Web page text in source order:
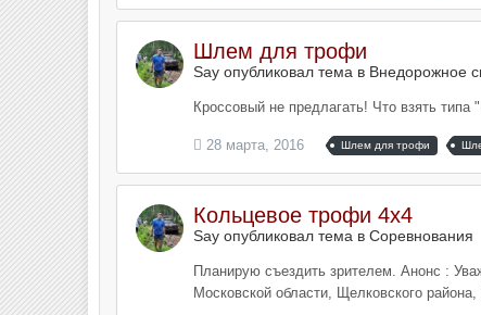
Шлем для трофи
Say опубликовал тема в Внедорожное
Кроссовый не предлагать! Что взять
28 марта, 2016 Шлем для трофи
Кольцевое трофи 4х4
Say опубликовал тема в Соревнования
Планирую съездить зрителем. Анонс :
Московской области, Щелковского